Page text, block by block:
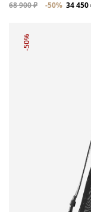
68 900 ₽ -50% 34 450
-50%